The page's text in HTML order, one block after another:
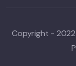
Copyright -